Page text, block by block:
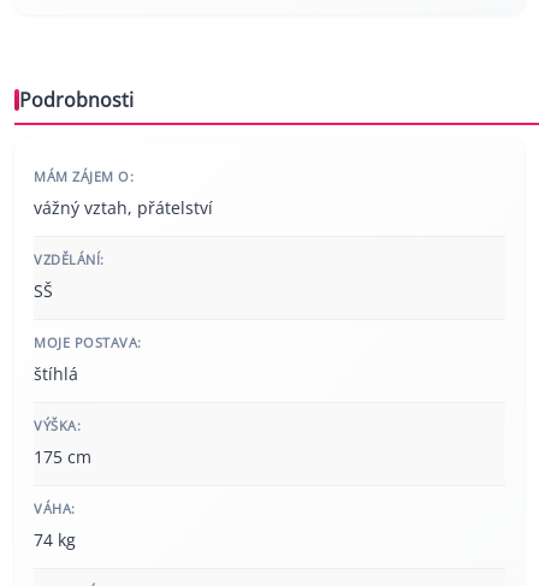
Podrobnosti
MÁM ZÁJEM O:
vážný vztah, přátelství
VZDĚLÁNÍ:
SŠ
MOJE POSTAVA:
štíhlá
VÝŠKA:
175 cm
VÁHA:
74 kg